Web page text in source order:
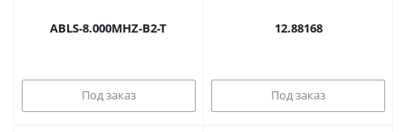
ABLS-8.000MHZ-B2-T
Под заказ
12.88168
Под заказ